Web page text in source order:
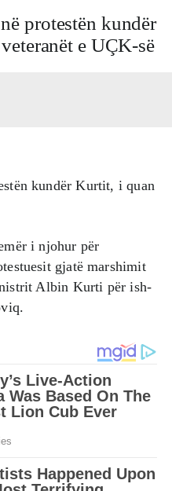
protestën kundër
e UÇK-së
kundër Kurtit, i quan
i njohur për
gjatë marshimit
Albin Kurti për ish-